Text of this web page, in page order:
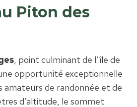
Piton des
, point culminant de l’île de
opportunité exceptionnelle
amateurs de randonnée et de
d’altitude, le sommet